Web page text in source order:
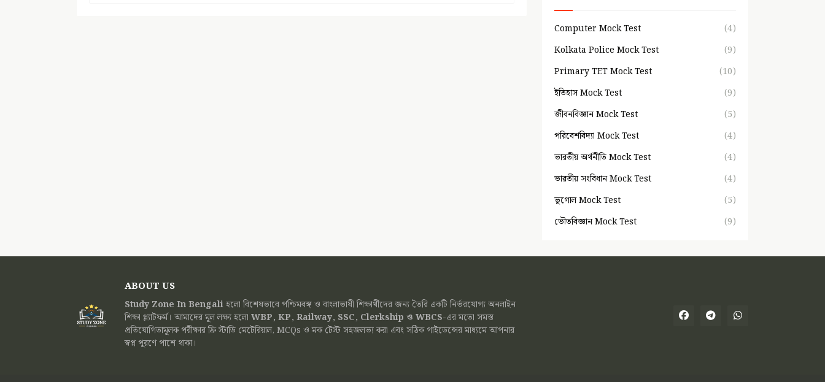
Computer Mock Test
(4)
Kolkata Police Mock Test
(9)
Primary TET Mock Test
(10)
ইতিহাস Mock Test
(9)
জীবনবিজ্ঞান Mock Test
(5)
পরিবেশবিদ্যা Mock Test
(4)
ভারতীয় অর্থনীতি Mock Test
(4)
ভারতীয় সংবিধান Mock Test
(4)
ভূগোল Mock Test
(5)
ভৌতবিজ্ঞান Mock Test
(9)
ABOUT US
Study Zone In Bengaliহলো বিশেষভাবে পশ্চিমবঙ্গ ও বাংলাভাষী শিক্ষার্থীদের জন্য তৈরি একটি নির্ভরযোগ্য অনলাইন
শিক্ষা প্ল্যাটফর্ম। আমাদের মূল লক্ষ্য হলোWBP, KP, Railway, SSC, Clerkship ও WBCS-এর মতো সমস্ত
প্রতিযোগিতামূলক পরীক্ষার ফ্রি স্টাডি মেটেরিয়াল, MCQs ও মক টেস্ট সহজলভ্য করা এবং সঠিক গাইডেন্সের মাধ্যমে আপনার
স্বপ্ন পূরণে পাশে থাকা।